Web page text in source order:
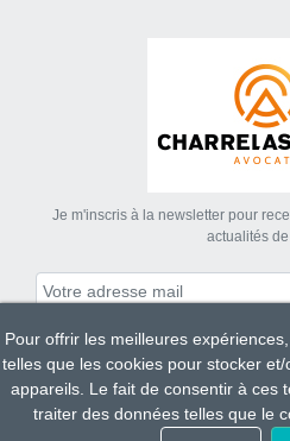
Je m'inscris à la newsletter pour
actualités
Tous droits
Pour offrir les meilleures
telles que les cookies pour stocker
appareils. Le fait de consentir à ces
traiter des données telles que le